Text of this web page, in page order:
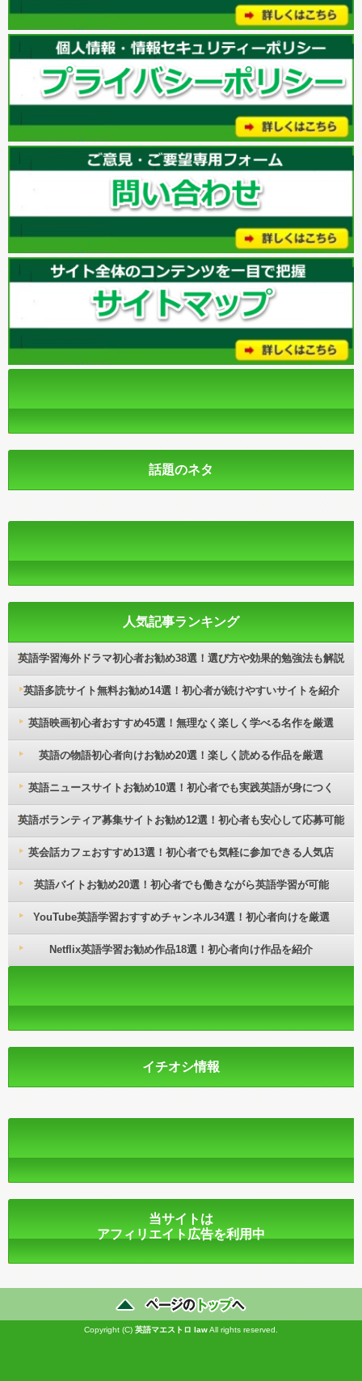
話題のネタ
人気記事ランキング
英語学習海外ドラマ初心者お勧め38選！選び方や効果的勉強法も解説
英語多読サイト無料お勧め14選！初心者が続けやすいサイトを紹介
英語映画初心者おすすめ45選！無理なく楽しく学べる名作を厳選
英語の物語初心者向けお勧め20選！楽しく読める作品を厳選
英語ニュースサイトお勧め10選！初心者でも実践英語が身につく
英語ボランティア募集サイトお勧め12選！初心者も安心して応募可能
英会話カフェおすすめ13選！初心者でも気軽に参加できる人気店
英語バイトお勧め20選！初心者でも働きながら英語学習が可能
YouTube英語学習おすすめチャンネル34選！初心者向けを厳選
Netflix英語学習お勧め作品18選！初心者向け作品を紹介
イチオシ情報
当サイトは
アフィリエイト広告を利用中
Copyright (C) 英語マエストロ lawAll rights reserved.